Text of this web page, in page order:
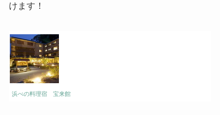
けます！
浜べの料理宿 宝来館